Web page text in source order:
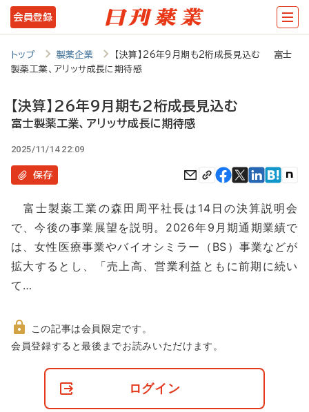
メ
イ
テ
ツ
に
会員登録
トップ 製薬企業
【決算】26年9月期も2桁成長見込む 富士
製薬工業、アリッサ成長に期待感
【決算】26年9月期も2桁成長見込む
富士製薬工業、アリッサ成長に期待感
2025/11/14 22:09
保存
富士製薬工業の森田周平社長は14日の決算説明会
で、今後の事業展望を説明。2026年9月期通期業績で
は、女性医療事業やバイオシミラー（BS）事業などが
拡大するとし、「売上高、営業利益ともに前期に続い
て…
非
この記事は会員限定です。
会員登録すると最後までお読みいただけます。
ログイン